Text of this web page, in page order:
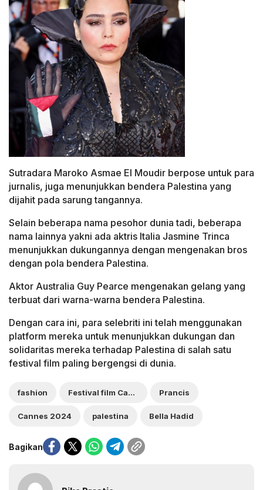
Sutradara Maroko Asmae El Moudir berpose untuk para
jurnalis, juga menunjukkan bendera Palestina yang
dijahit pada sarung tangannya.
Selain beberapa nama pesohor dunia tadi, beberapa
nama lainnya yakni ada aktris Italia Jasmine Trinca
menunjukkan dukungannya dengan mengenakan bros
dengan pola bendera Palestina.
Aktor Australia Guy Pearce mengenakan gelang yang
terbuat dari warna-warna bendera Palestina.
Dengan cara ini, para selebriti ini telah menggunakan
platform mereka untuk menunjukkan dukungan dan
solidaritas mereka terhadap Palestina di salah satu
festival film paling bergengsi di dunia.
fashion Festival film Cannes 2024 Prancis
Cannes 2024 palestina Bella Hadid
Bagikan